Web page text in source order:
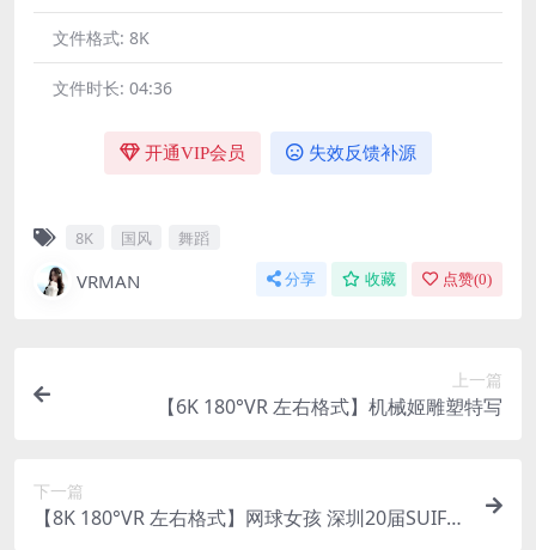
文件格式: 8K
文件时长: 04:36
开通VIP会员 失效反馈补源
8K 国风 舞蹈
VRMAN 分享 收藏 点赞(0)
上一篇
【6K 180°VR 左右格式】机械姬雕塑特写
下一篇
【8K 180°VR 左右格式】网球女孩 深圳20届SUIF内